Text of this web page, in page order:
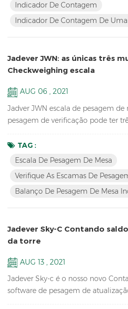
LCD indicador de pesagem digital
alta qual...
Indicador De Contagem
Indicador De Contagem De
Jadever JWN: as únicas três
Checkweighing escala
AUG 06 , 2021
Jadver JWN escala de pesagem
pesagem de verificação pode ter
não é necessário se conectar à torre
Características: Verifique as
Lo-Laranja Resolução de balanço
TAG :
Escala De Pesagem De Mesa
Verifique As Escamas De
Balanço De Pesagem De Mesa
Jadever Sky-C Contando
da torre
AUG 13 , 2021
Jadever Sky-c é o nosso novo
software de pesagem de